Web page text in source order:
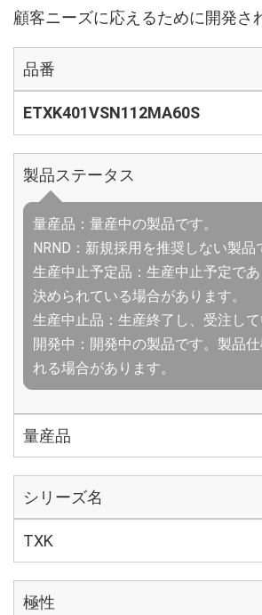
顧客ニーズに応えるために開発さ
品番
ETXK401VSN112MA60S
製品ステータス
量産品：量産中の製品です。
NRND：新規採用を推奨しない製品
生産中止予定品：生産中止予定で
決められている場合があります。
生産中止品：生産終了し、受注して
開発中：開発中の製品です。製品
れる場合があります。
量産品
シリーズ名
TXK
極性